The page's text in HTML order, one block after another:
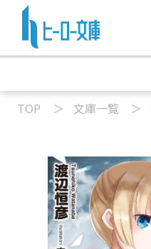
TOP 文庫一覧